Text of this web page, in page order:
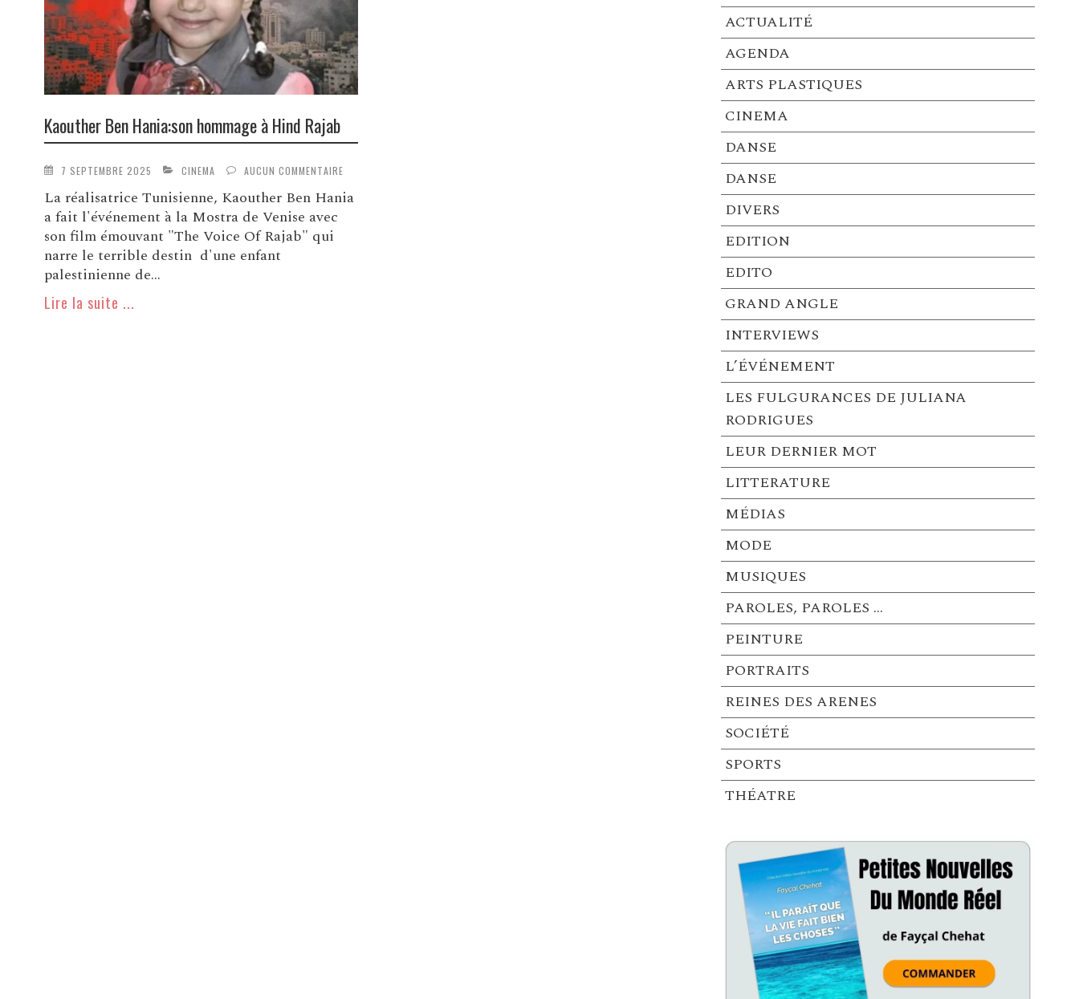
Kaouther Ben Hania:son hommage à Hind Rajab
7 SEPTEMBRE 2025 CINEMA AUCUN COMMENTAIRE
La réalisatrice Tunisienne, Kaouther Ben Hania
a fait l'événement à la Mostra de Venise avec
son film émouvant "The Voice Of Rajab" qui
narre le terrible destin d'une enfant
palestinienne de...
Lire la suite ...
ACTUALITÉ
AGENDA
ARTS PLASTIQUES
CINEMA
DANSE
DANSE
DIVERS
EDITION
EDITO
GRAND ANGLE
INTERVIEWS
L’ÉVÉNEMENT
LES FULGURANCES DE JULIANA
RODRIGUES
LEUR DERNIER MOT
LITTERATURE
MÉDIAS
MODE
MUSIQUES
PAROLES, PAROLES …
PEINTURE
PORTRAITS
REINES DES ARENES
SOCIÉTÉ
SPORTS
THÉATRE